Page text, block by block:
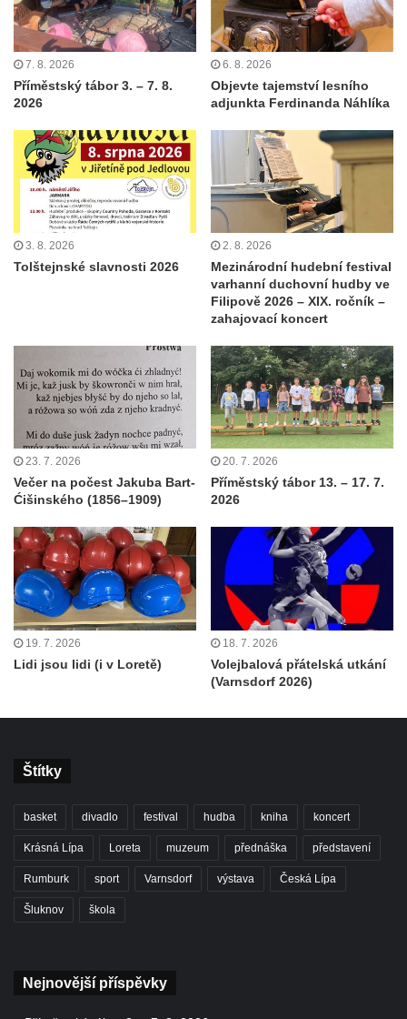
7. 8. 2026
Příměstský tábor 3. – 7. 8.
2026
6. 8. 2026
Objevte tajemství lesního
adjunkta Ferdinanda Náhlíka
3. 8. 2026
Tolštejnské slavnosti 2026
2. 8. 2026
Mezinárodní hudební festival
varhanní duchovní hudby ve
Filipově 2026 – XIX. ročník –
zahajovací koncert
23. 7. 2026
Večer na počest Jakuba Bart-
Ćišinského (1856–1909)
20. 7. 2026
Příměstský tábor 13. – 17. 7.
2026
19. 7. 2026
Lidi jsou lidi (i v Loretě)
18. 7. 2026
Volejbalová přátelská utkání
(Varnsdorf 2026)
Štítky
basket divadlo festival hudba kniha koncert
Krásná Lípa Loreta muzeum přednáška představení
Rumburk sport Varnsdorf výstava Česká Lípa
Šluknov škola
Nejnovější příspěvky